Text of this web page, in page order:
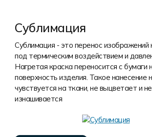
Сублимация
Сублимация - это перенос изображений
под термическим воздействием и
Нагретая краска переносится с бумаги
поверхность изделия. Такое нанесение
чувствуется на ткани, не выцветает и не
изнашивается